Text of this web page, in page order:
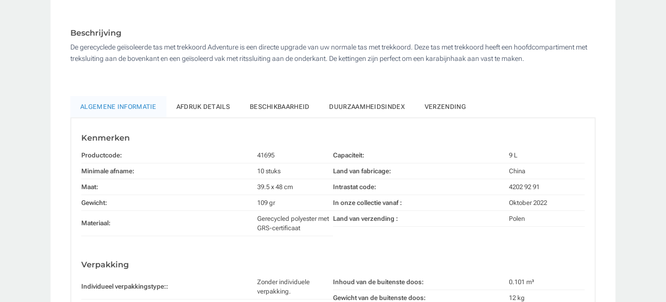
Zonder opdruk
Beschrijving
De gerecyclede geïsoleerde tas met trekkoord Adventure is een directe upgrade van uw normale tas met trekkoord. Deze tas met trekkoord heeft een hoofdcompartiment met
treksluiting aan de bovenkant en een geïsoleerd vak met ritssluiting aan de onderkant. De kettingen zijn perfect om een karabijnhaak aan vast te maken.
ALGEMENE INFORMATIE AFDRUK DETAILS BESCHIKBAARHEID DUURZAAMHEIDSINDEX VERZENDING
Kenmerken
Productcode: 41695
Minimale afname: 10 stuks
Maat: 39.5 x 48 cm
Gewicht: 109 gr
Materiaal:
Gerecycled polyester met
GRS-certificaat
Capaciteit: 9 L
Land van fabricage: China
Intrastat code: 4202 92 91
In onze collectie vanaf : Oktober 2022
Land van verzending : Polen
Verpakking
Individueel verpakkingstype::
Zonder individuele
verpakking.
Inhoud van de buitenste doos: 0.101 m³
Gewicht van de buitenste doos: 12 kg